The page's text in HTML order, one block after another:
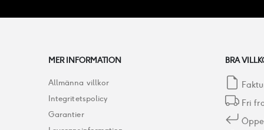
MER INFORMATION
Allmänna villkor
Integritetspolicy
Garantier
BRA
Fri